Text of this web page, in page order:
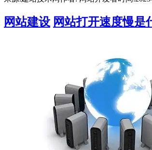
网站建设 网站打开速度慢是